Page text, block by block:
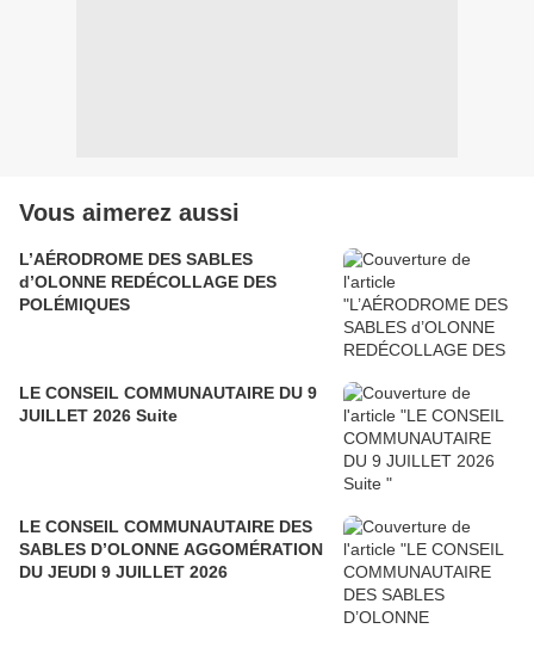
Vous aimerez aussi
L’AÉRODROME DES SABLES
d’OLONNE REDÉCOLLAGE DES
POLÉMIQUES
LE CONSEIL COMMUNAUTAIRE DU 9
JUILLET 2026 Suite
LE CONSEIL COMMUNAUTAIRE DES
SABLES D’OLONNE AGGOMÉRATION
DU JEUDI 9 JUILLET 2026